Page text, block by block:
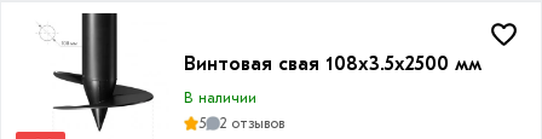
мм
Винтовая свая 108х3.5х2500 мм
В наличии
5
2 отзывов